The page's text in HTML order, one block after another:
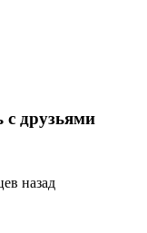
с друзьями
назад